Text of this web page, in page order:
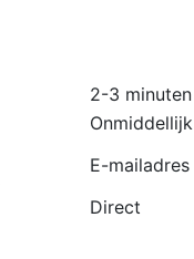
2-3 minuten
Onmiddellijk
E-mailadres
Direct